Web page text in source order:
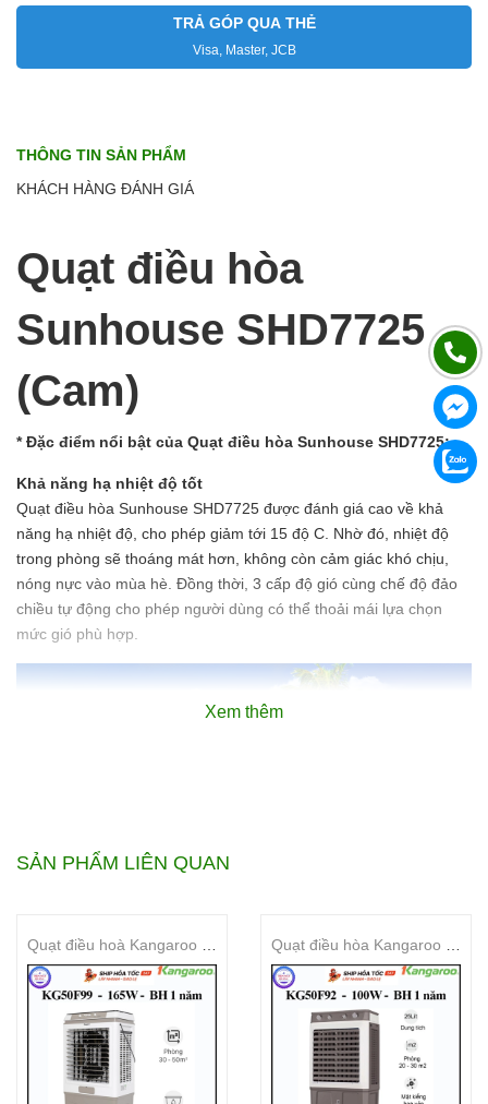
TRẢ GÓP QUA THẺ
Visa, Master, JCB
THÔNG TIN SẢN PHẨM
KHÁCH HÀNG ĐÁNH GIÁ
Quạt điều hòa
Sunhouse SHD7725
(Cam)
* Đặc điểm nổi bật của Quạt điều hòa Sunhouse SHD7725:
Khả năng hạ nhiệt độ tốt
Quạt điều hòa Sunhouse SHD7725 được đánh giá cao về khả
năng hạ nhiệt độ, cho phép giảm tới 15 độ C. Nhờ đó, nhiệt độ
trong phòng sẽ thoáng mát hơn, không còn cảm giác khó chịu,
nóng nực vào mùa hè. Đồng thời, 3 cấp độ gió cùng chế độ đảo
chiều tự động cho phép người dùng có thể thoải mái lựa chọn
mức gió phù hợp.
Công nghệ lấy gió đa chiều​
Quạt điều hòa hoạt động dựa trên nguyên lý bốc hơi nước tự
nhiên. Không khí nóng xung quanh sẽ được hút vào tấm làm mát
từ nhiều hướng khác nhau, sau khi đi qua tấm làm mát nhiệt độ
không khí được giảm xuống và thổi ra ngoài. Như vậy có nghĩa là
Xem thêm
SẢN PHẨM LIÊN QUAN